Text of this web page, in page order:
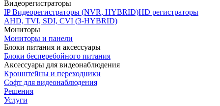
Видеорегистраторы
IP Видеорегистраторы (NVR, HYBRID)HD регистраторы
AHD, TVI, SDI, CVI (3-HYBRID)
Мониторы
Мониторы и панели
Блоки питания и аксессуары
Блоки бесперебойного питания
Аксессуары для видеонаблюдения
Кронштейны и переходники
Софт для видеонаблюдения
Решения
Услуги